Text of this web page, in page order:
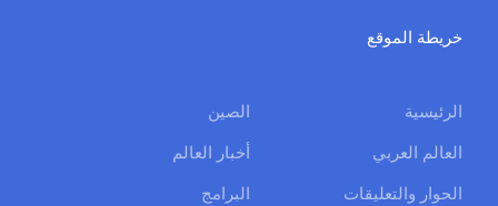
خريطة الموقع
الرئيسية
الصين
العالم العربي
أخبار العالم
الحوار والتعليقات
البرامج